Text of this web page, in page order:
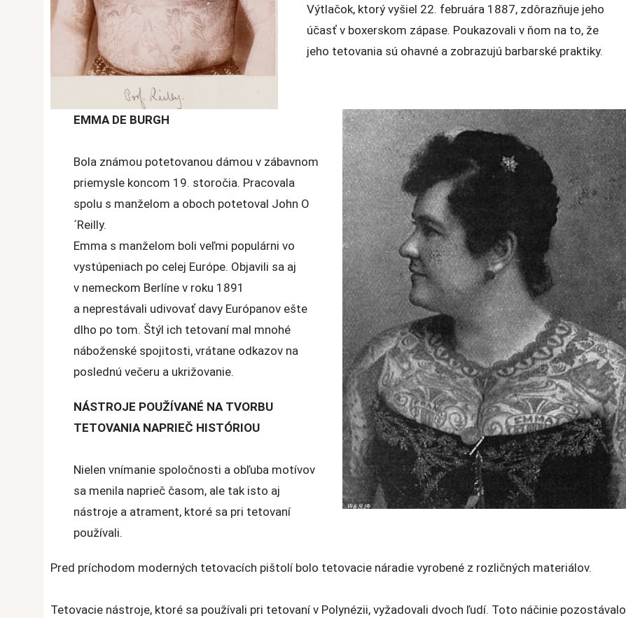
Výtlačok, ktorý vyšiel 22. februára 1887, zdôrazňuje jeho
účasť v boxerskom zápase. Poukazovali v ňom na to, že
jeho tetovania sú ohavné a zobrazujú barbarské praktiky.
EMMA DE BURGH
Bola známou potetovanou dámou v zábavnom
priemysle koncom 19. storočia. Pracovala
spolu s manželom a oboch potetoval John O
´Reilly.
Emma s manželom boli veľmi populárni vo
vystúpeniach po celej Európe. Objavili sa aj
v nemeckom Berlíne v roku 1891
a neprestávali udivovať davy Európanov ešte
dlho po tom. Štýl ich tetovaní mal mnohé
náboženské spojitosti, vrátane odkazov na
poslednú večeru a ukrižovanie.
NÁSTROJE POUŽÍVANÉ NA TVORBU
TETOVANIA NAPRIEČ HISTÓRIOU
Nielen vnímanie spoločnosti a obľuba motívov
sa menila naprieč časom, ale tak isto aj
nástroje a atrament, ktoré sa pri tetovaní
používali.
Pred príchodom moderných tetovacích pištolí bolo tetovacie náradie vyrobené z rozličných materiálov.
Tetovacie nástroje, ktoré sa používali pri tetovaní v Polynézii, vyžadovali dvoch ľudí. Toto náčinie pozostávalo